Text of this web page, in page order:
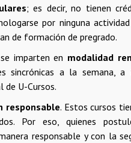
; es decir, no tienen
por ninguna
de formación de pregrado.
imparten en modalidad
sincrónicas a la semana, a
de U-Cursos.
responsable. Estos cursos
Por eso, quienes
responsable y con la